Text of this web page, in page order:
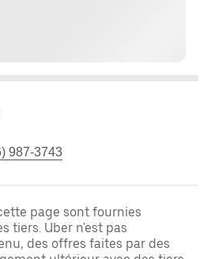
987-3743
page sont fournies
tiers. Uber n'est pas
des offres faites par des